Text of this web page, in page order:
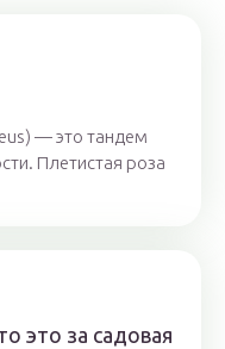
— это тандем
Плетистая роза
это за садовая